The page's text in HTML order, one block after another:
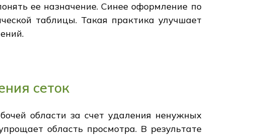
ее назначение. Синее оформление по
таблицы. Такая практика улучшает
сеток
области за счет удаления ненужных
область просмотра. В результате